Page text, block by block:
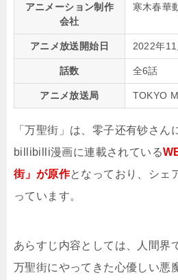
アニメーション制作
会社
寒木春華
アニメ放送開始日 2022年
話数 全6話
アニメ放送局 TOKYO
「万聖街」は、零子还有钞さ
billibilli漫画に連載されている
街」が原作となっており、シェ
っています。
あらすじ内容としては、人間界
万聖街にやってきた心優しい悪